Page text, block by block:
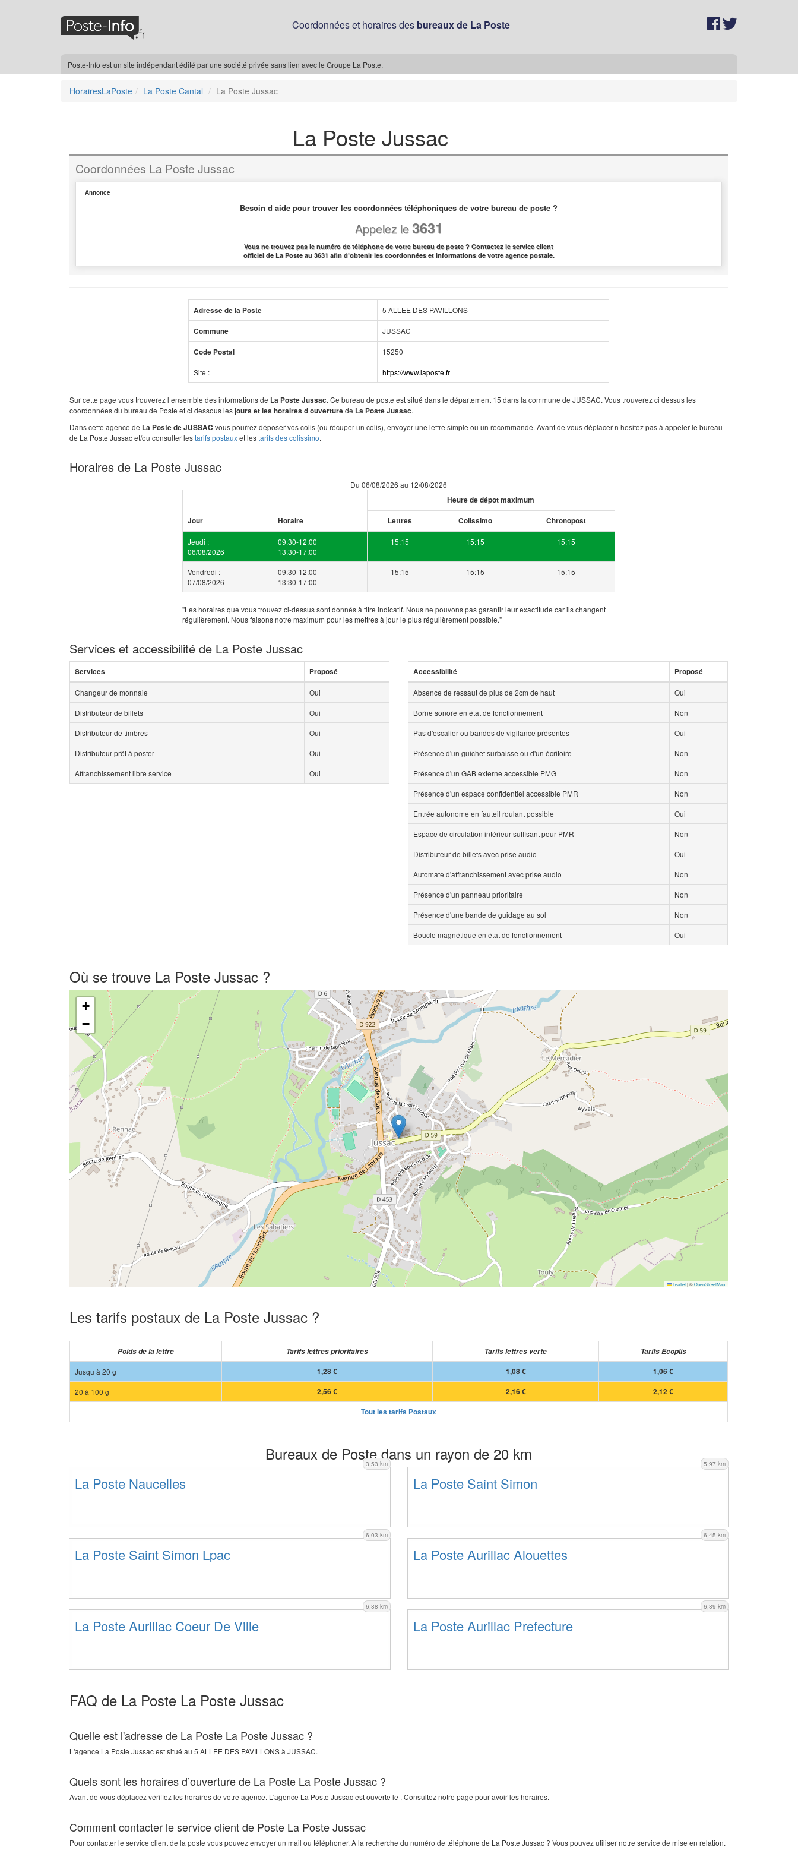
Coordonnées et horaires des bureaux de La Poste
Poste-Info est un site indépendant édité par une société privée sans lien avec le Groupe La Poste.
HorairesLaPoste La Poste Cantal La Poste Jussac
La Poste Jussac
Coordonnées La Poste Jussac
Annonce
Besoin d aide pour trouver les coordonnées téléphoniques de votre bureau de poste ?
Appelez le3631
Vous ne trouvez pas le numéro de téléphone de votre bureau de poste ? Contactez le service client
officiel de La Poste au 3631 afin d’obtenir les coordonnées et informations de votre agence postale.
Adresse de la Poste 5 ALLEE DES PAVILLONS
Commune JUSSAC
Code Postal 15250
Site : https://www.laposte.fr
Sur cette page vous trouverez l ensemble des informations de La Poste Jussac. Ce bureau de poste est situé dans le département 15 dans la commune de JUSSAC. Vous trouverez ci dessus les
coordonnées du bureau de Poste et ci dessous lesjours et les horaires d ouverturede La Poste Jussac.
Dans cette agence de La Poste de JUSSAC vous pourrez déposer vos colis (ou récuper un colis), envoyer une lettre simple ou un recommandé. Avant de vous déplacer n hesitez pas à appeler le bureau
de La Poste Jussac et/ou consulter lestarifs postauxet lestarifs des colissimo.
Horaires de La Poste Jussac
Du 06/08/2026 au 12/08/2026
Jour Horaire
Heure de dépot maximum
Lettres Colissimo Chronopost
Jeudi :
06/08/2026
09:30-12:00
13:30-17:00
15:15 15:15 15:15
Vendredi :
07/08/2026
09:30-12:00
13:30-17:00
15:15 15:15 15:15
"Les horaires que vous trouvez ci-dessus sont donnés à titre indicatif. Nous ne pouvons pas garantir leur exactitude car ils changent
régulièrement. Nous faisons notre maximum pour les mettres à jour le plus régulièrement possible."
Services et accessibilité de La Poste Jussac
Services Proposé
Changeur de monnaie
Oui
Distributeur de billets
Oui
Distributeur de timbres
Oui
Distributeur prêt à poster
Oui
Affranchissement libre service
Oui
Accessibilité Proposé
Absence de ressaut de plus de 2cm de haut
Oui
Borne sonore en état de fonctionnement
Non
Pas d'escalier ou bandes de vigilance présentes
Oui
Présence d'un guichet surbaisse ou d'un écritoire
Non
Présence d'un GAB externe accessible PMG
Non
Présence d'un espace confidentiel accessible PMR
Non
Entrée autonome en fauteil roulant possible
Oui
Espace de circulation intérieur suffisant pour PMR
Non
Distributeur de billets avec prise audio
Oui
Automate d'affranchissement avec prise audio
Non
Présence d'un panneau prioritaire
Non
Présence d'une bande de guidage au sol
Non
Boucle magnétique en état de fonctionnement
Oui
Où se trouve La Poste Jussac ?
+
−
Leaflet|©OpenStreetMap
Les tarifs postaux de La Poste Jussac ?
Poids de la lettre Tarifs lettres prioritaires Tarifs lettres verte
Tarifs Ecoplis
Jusqu à 20 g
1,28 € 1,08 €
1,06 €
20 à 100 g
2,56 € 2,16 €
2,12 €
Tout les tarifs Postaux
Bureaux de Poste dans un rayon de 20 km
3,53 km
La Poste Naucelles
5,97 km
La Poste Saint Simon
6,03 km
La Poste Saint Simon Lpac
6,45 km
La Poste Aurillac Alouettes
6,88 km
La Poste Aurillac Coeur De Ville
6,89 km
La Poste Aurillac Prefecture
FAQ de La Poste La Poste Jussac
Quelle est l'adresse de La Poste La Poste Jussac ?
L'agence La Poste Jussacest situé au 5 ALLEE DES PAVILLONSà JUSSAC.
Quels sont les horaires d’ouverture de La Poste La Poste Jussac ?
Avant de vous déplacez vérifiez les horaires de votre agence. L'agence La Poste Jussac est ouverte le . Consultez notre page pour avoir les horaires.
Comment contacter le service client de Poste La Poste Jussac
Pour contacter le service client de la poste vous pouvez envoyer un mail ou téléphoner. A la recherche du numéro de téléphone de La Poste Jussac ? Vous pouvez utiliser notre service de mise en relation.